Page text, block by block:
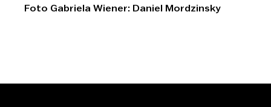
Foto Gabriela Wiener: Daniel Mordzinsky